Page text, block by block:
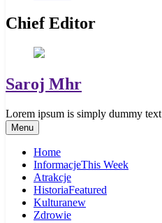
Chief Editor
Saroj Mhr
Lorem ipsum is simply dummy text
Menu
Home
InformacjeThis Week
Atrakcje
HistoriaFeatured
Kulturanew
Zdrowie